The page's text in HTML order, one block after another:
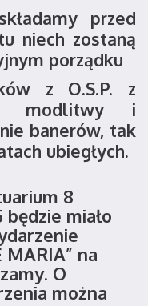
przed
niech zostaną
porządku
z O.S.P. z
modlitwy i
banerów, tak
ubiegłych.
8
będzie miało
na
O
można